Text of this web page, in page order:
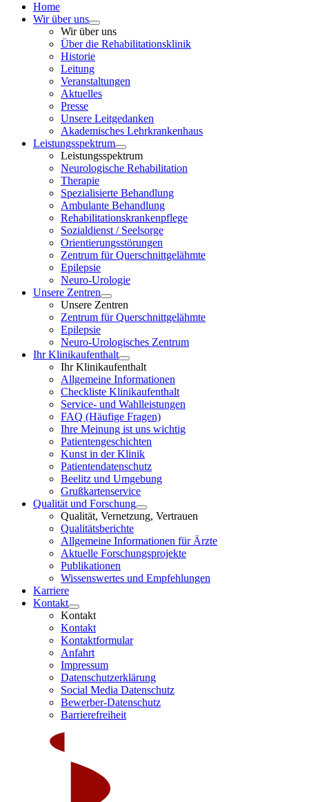
Home
Wir über uns
Wir über uns
Über die Rehabilitationsklinik
Historie
Leitung
Veranstaltungen
Aktuelles
Presse
Unsere Leitgedanken
Akademisches Lehrkrankenhaus
Leistungsspektrum
Leistungsspektrum
Neurologische Rehabilitation
Therapie
Spezialisierte Behandlung
Ambulante Behandlung
Rehabilitationskrankenpflege
Sozialdienst / Seelsorge
Orientierungsstörungen
Zentrum für Querschnittgelähmte
Epilepsie
Neuro-Urologie
Unsere Zentren
Unsere Zentren
Zentrum für Querschnittgelähmte
Epilepsie
Neuro-Urologisches Zentrum
Ihr Klinikaufenthalt
Ihr Klinikaufenthalt
Allgemeine Informationen
Checkliste Klinikaufenthalt
Service- und Wahlleistungen
FAQ (Häufige Fragen)
Ihre Meinung ist uns wichtig
Patientengeschichten
Kunst in der Klinik
Patientendatenschutz
Beelitz und Umgebung
Grußkartenservice
Qualität und Forschung
Qualität, Vernetzung, Vertrauen
Qualitätsberichte
Allgemeine Informationen für Ärzte
Aktuelle Forschungsprojekte
Publikationen
Wissenswertes und Empfehlungen
Karriere
Kontakt
Kontakt
Kontakt
Kontaktformular
Anfahrt
Impressum
Datenschutzerklärung
Social Media Datenschutz
Bewerber-Datenschutz
Barrierefreiheit